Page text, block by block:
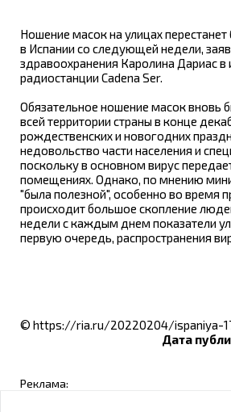
Ношение масок на улицах
в Испании со следующей недели,
здравоохранения Каролина Дариас в
радиостанции Cadena Ser.
Обязательное ношение масок вновь
всей территории страны в конце
рождественских и новогодних
недовольство части населения и
поскольку в основном вирус
помещениях. Однако, по мнению
"была полезной", особенно во время
происходит большое скопление
недели с каждым днем показатели
первую очередь, распространения
© https://ria.ru/20220204/ispaniya-
Дата
Реклама: